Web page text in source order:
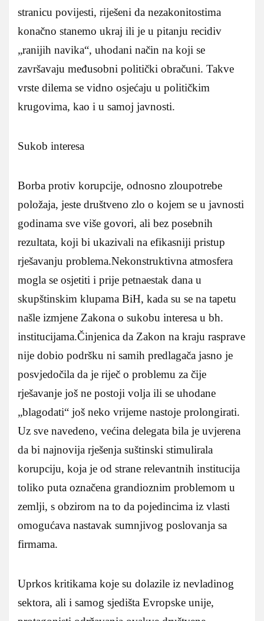
stranicu povijesti, riješeni da nezakonitostima
konačno stanemo ukraj ili je u pitanju recidiv
„ranijih navika“, uhodani način na koji se
završavaju međusobni politički obračuni. Takve
vrste dilema se vidno osjećaju u političkim
krugovima, kao i u samoj javnosti.
Sukob interesa
Borba protiv korupcije, odnosno zloupotrebe
položaja, jeste društveno zlo o kojem se u javnosti
godinama sve više govori, ali bez posebnih
rezultata, koji bi ukazivali na efikasniji pristup
rješavanju problema.Nekonstruktivna atmosfera
mogla se osjetiti i prije petnaestak dana u
skupštinskim klupama BiH, kada su se na tapetu
našle izmjene Zakona o sukobu interesa u bh.
institucijama.Činjenica da Zakon na kraju rasprave
nije dobio podršku ni samih predlagača jasno je
posvjedočila da je riječ o problemu za čije
rješavanje još ne postoji volja ili se uhodane
„blagodati“ još neko vrijeme nastoje prolongirati.
Uz sve navedeno, većina delegata bila je uvjerena
da bi najnovija rješenja suštinski stimulirala
korupciju, koja je od strane relevantnih institucija
toliko puta označena grandioznim problemom u
zemlji, s obzirom na to da pojedincima iz vlasti
omogućava nastavak sumnjivog poslovanja sa
firmama.
Uprkos kritikama koje su dolazile iz nevladinog
sektora, ali i samog sjedišta Evropske unije,